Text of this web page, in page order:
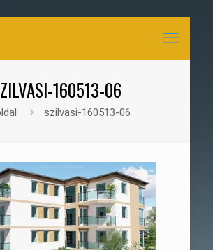
160513-06
szilvasi-160513-06